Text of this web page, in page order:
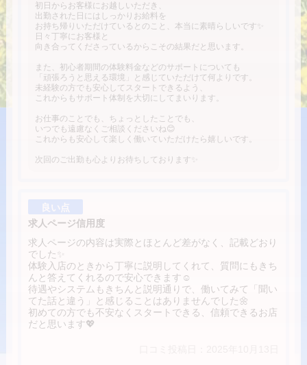
初日からお客様にお越しいただき、
出勤された日にはしっかりお給料を
お持ち帰りいただけているとのこと、本当に素晴らしいです✨
日々丁寧にお客様と
向き合ってくださっているからこその結果だと思います。
また、初心者期間の体験料金などのサポートについても
「頑張ろうと思える環境」と感じていただけて何よりです。
未経験の方でも安心してスタートできるよう、
これからもサポート体制を大切にしてまいります。
お仕事のことでも、ちょっとしたことでも、
いつでも遠慮なくご相談くださいね😊
これからも安心して楽しく働いていただけたら嬉しいです。
次回のご出勤も心よりお待ちしております✨
良い点
求人ページ信用度
求人ページの内容は実際とほとんど差がなく、記載どおり
でした✨
体験入店のときから丁寧に説明してくれて、質問にもきち
んと答えてくれるので安心できます☺️
待遇やシステムもきちんと説明通りで、働いてみて「聞い
てた話と違う」と感じることはありませんでした🌼
初めての方でも不安なくスタートできる、信頼できるお店
だと思います💖